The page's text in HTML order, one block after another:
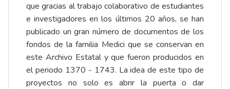
que gracias al trabajo colaborativo de estudiantes
e investigadores en los últimos 20 años, se han
publicado un gran número de documentos de los
fondos de la familia Medici que se conservan en
este Archivo Estatal y que fueron producidos en
el periodo 1370 - 1743. La idea de este tipo de
proyectos no solo es abrir la puerta o dar